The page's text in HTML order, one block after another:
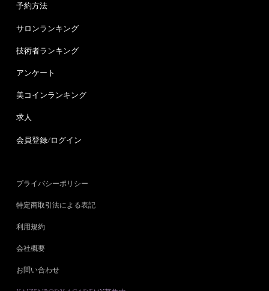
予約方法
サロンランキング
技術者ランキング
アンケート
美コインランキング
求人
会員登録/ログイン
プライバシーポリシー
特定商取引法による表記
利用規約
会社概要
お問い合わせ